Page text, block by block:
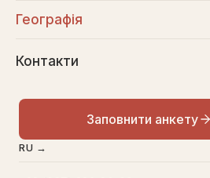
Географія
Контакти
Заповнити анкету
RU →
Про шлюбне
Шлюбне агентство
Києві з 2010 року, але сама
раніше. 2004-го в
прийшла Ольга Шалумова.